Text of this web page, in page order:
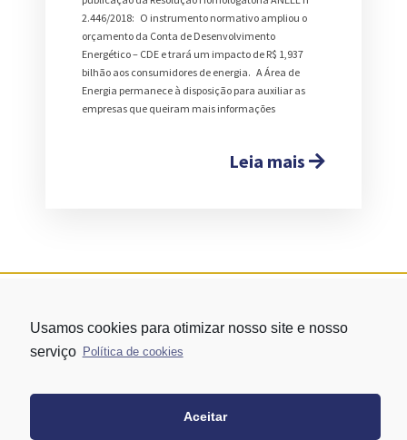
2.446/2018: O instrumento normativo ampliou o
orçamento da Conta de Desenvolvimento
Energético – CDE e trará um impacto de R$ 1,937
bilhão aos consumidores de energia. A Área de
Energia permanece à disposição para auxiliar as
empresas que queiram mais informações
Leia mais
Usamos cookies para otimizar nosso site e nosso
serviço Política de cookies
Aceitar